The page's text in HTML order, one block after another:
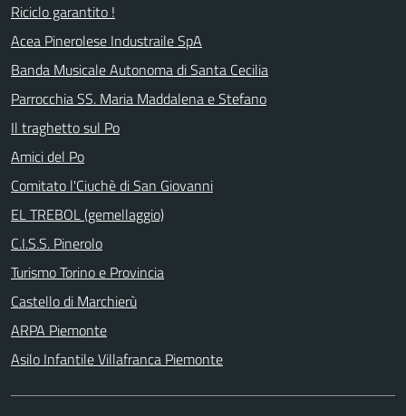
Riciclo garantito !
Acea Pinerolese Industraile SpA
Banda Musicale Autonoma di Santa Cecilia
Parrocchia SS. Maria Maddalena e Stefano
Il traghetto sul Po
Amici del Po
Comitato l'Ciuchè di San Giovanni
EL TREBOL (gemellaggio)
C.I.S.S. Pinerolo
Turismo Torino e Provincia
Castello di Marchierù
ARPA Piemonte
Asilo Infantile Villafranca Piemonte